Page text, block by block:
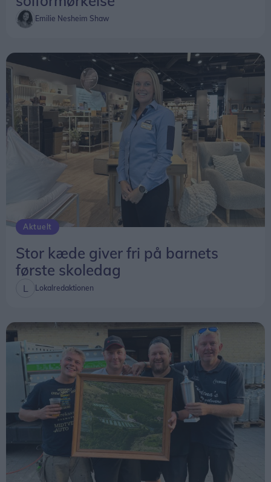
Emilie Nesheim Shaw
Aktuelt
Stor kæde giver fri på barnets
første skoledag
Lokalredaktionen